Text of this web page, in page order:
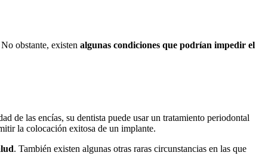
obstante, existen algunas condiciones que podrían impedir el
de las encías, su dentista puede usar un tratamiento periodontal
la colocación exitosa de un implante.
. También existen algunas otras raras circunstancias en las que